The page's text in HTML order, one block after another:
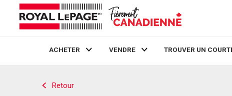
ACHETER VENDRE TROUVER UN
Retour